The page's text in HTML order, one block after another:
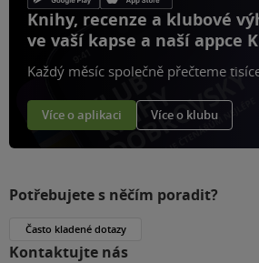
Knihy, recenze a klubové
ve vaší kapse a naší appce
Každý měsíc společně přečteme
Více o aplikaci Více o klubu
Potřebujete s něčím poradit?
Často kladené dotazy
Kontaktujte nás